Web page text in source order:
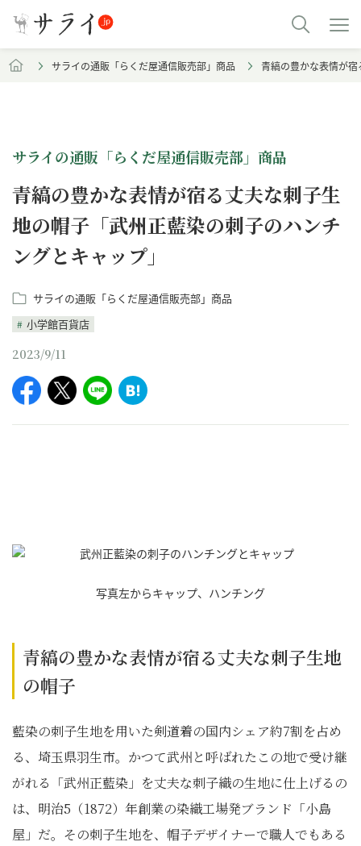
サライの通販「らくだ屋通信販売部」商品 青縞の豊かな表情が
サライの通販「らくだ屋通信販売部」商品
青縞の豊かな表情が宿る丈夫な刺子生
地の帽子「武州正藍染の刺子のハンチ
ングとキャップ」
サライの通販「らくだ屋通信販売部」商品
小学館百貨店
2023/9/11
写真左からキャップ、ハンチング
青縞の豊かな表情が宿る丈夫な刺子生地
の帽子
藍染の刺子生地を用いた剣道着の国内シェア約7割を占め
る、埼玉県羽生市。かつて武州と呼ばれたこの地で受け継
がれる「武州正藍染」を丈夫な刺子織の生地に仕上げるの
は、明治5（1872）年創業の染織工場発ブランド「小島
屋」だ。その刺子生地を、帽子デザイナーで職人でもある